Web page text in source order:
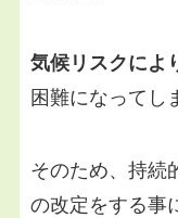
気候リスクによ
困難になってし
そのため、持続
の改定をする事